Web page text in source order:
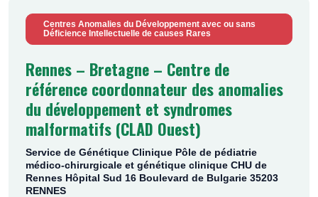
Centres Anomalies du Développement avec ou sans
Déficience Intellectuelle de causes Rares
Rennes – Bretagne – Centre de
référence coordonnateur des anomalies
du développement et syndromes
malformatifs (CLAD Ouest)
Service de Génétique Clinique Pôle de pédiatrie
médico-chirurgicale et génétique clinique CHU de
Rennes Hôpital Sud 16 Boulevard de Bulgarie 35203
RENNES